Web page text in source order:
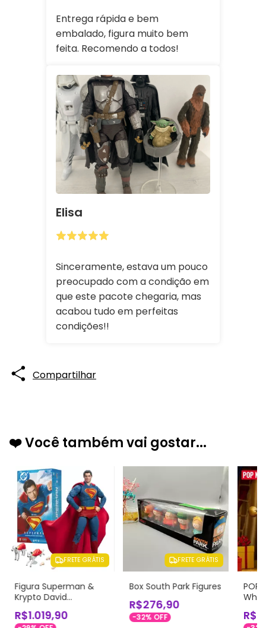
Entrega rápida e bem
embalado, figura muito bem
feita. Recomendo a todos!
Elisa
Sinceramente, estava um pouco
preocupado com a condição em
que este pacote chegaria, mas
acabou tudo em perfeitas
condições!!
Compartilhar
❤️ Você também vai gostar...
FRETE GRÁTIS
Figura Superman &
Krypto David
Corenswet DC
Original Escala 1/9 -
R$1.019,90
FRETE GRÁTIS
Box South Park Figures
R$276,90
-32% OFF
POP
Why
-